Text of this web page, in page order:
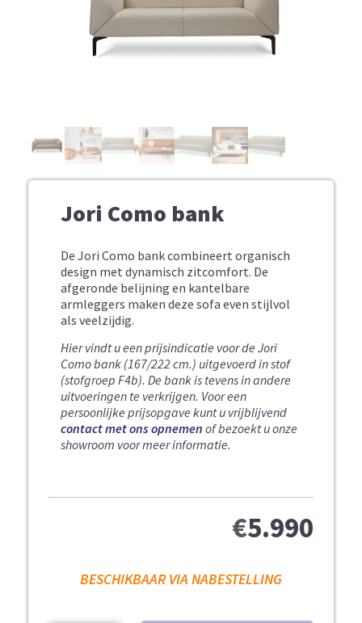
Jori Como bank
De Jori Como bank combineert organisch
design met dynamisch zitcomfort. De
afgeronde belijning en kantelbare
armleggers maken deze sofa even stijlvol
als veelzijdig.
Hier vindt u een prijsindicatie voor de Jori
Como bank (167/222 cm.) uitgevoerd in stof
(stofgroep F4b). De bank is tevens in andere
uitvoeringen te verkrijgen. Voor een
persoonlijke prijsopgave kunt u vrijblijvend
contact met ons opnemen of bezoekt u onze
showroom voor meer informatie.
€5.990
BESCHIKBAAR VIA NABESTELLING